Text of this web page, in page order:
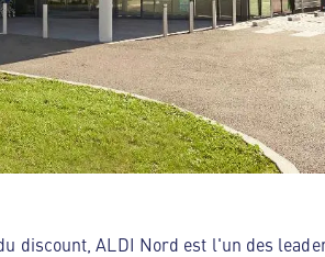
discount, ALDI Nord est l'un des